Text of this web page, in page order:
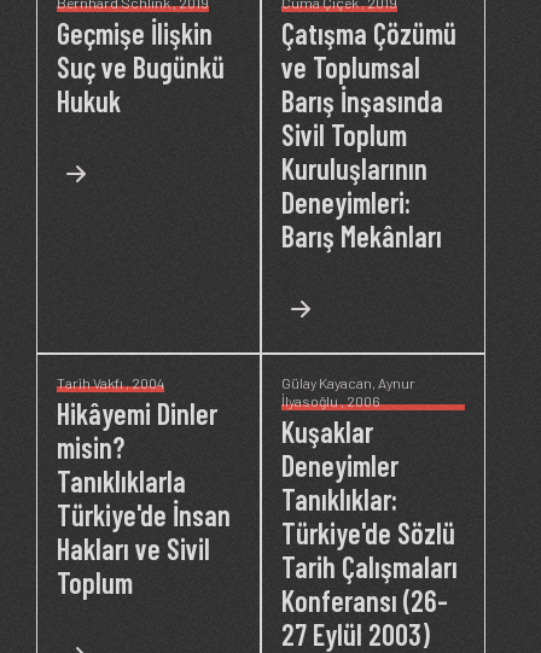
Geçmişe İlişkin
Suç ve Bugünkü
Hukuk
Çatışma Çözümü
ve Toplumsal
Barış İnşasında
Sivil Toplum
Kuruluşlarının
Deneyimleri:
Barış Mekânları
Tarih Vakfı, 2004
Hikâyemi Dinler
misin?
Tanıklıklarla
Türkiye'de İnsan
Hakları ve Sivil
Toplum
Gülay Kayacan, Aynur
İlyasoğlu, 2006
Kuşaklar
Deneyimler
Tanıklıklar:
Türkiye'de Sözlü
Tarih Çalışmaları
Konferansı (26-
27 Eylül 2003)